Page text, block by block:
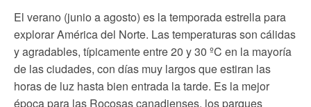
El verano (junio a agosto) es la temporada estrella para
explorar América del Norte. Las temperaturas son cálidas
y agradables, típicamente entre 20 y 30 ºC en la mayoría
de las ciudades, con días muy largos que estiran las
horas de luz hasta bien entrada la tarde. Es la mejor
época para las Rocosas canadienses, los parques